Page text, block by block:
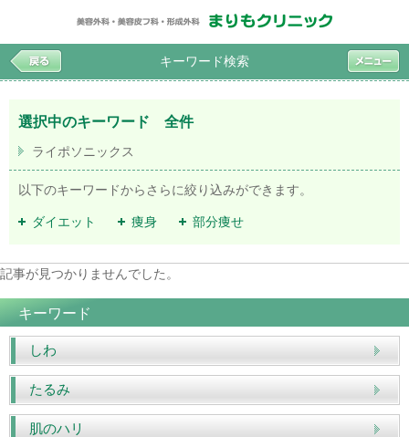
キーワード検索
選択中のキーワード 全件
ライポソニックス
以下のキーワードからさらに絞り込みができます。
ダイエット 痩身 部分痩せ
記事が見つかりませんでした。
キーワード
しわ
たるみ
肌のハリ